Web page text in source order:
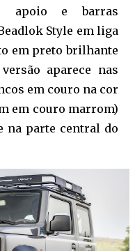
apoio e barras
Style em liga
em preto brilhante
aparece nas
em couro na cor
em couro marrom)
na parte central do